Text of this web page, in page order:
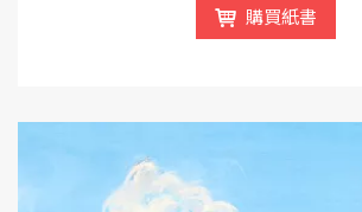
購買紙書